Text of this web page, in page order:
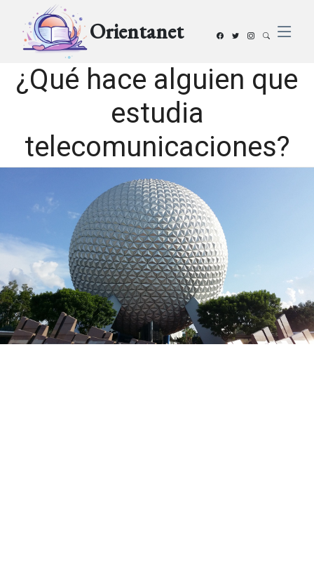
Orientanet
¿Qué hace alguien que
estudia
telecomunicaciones?